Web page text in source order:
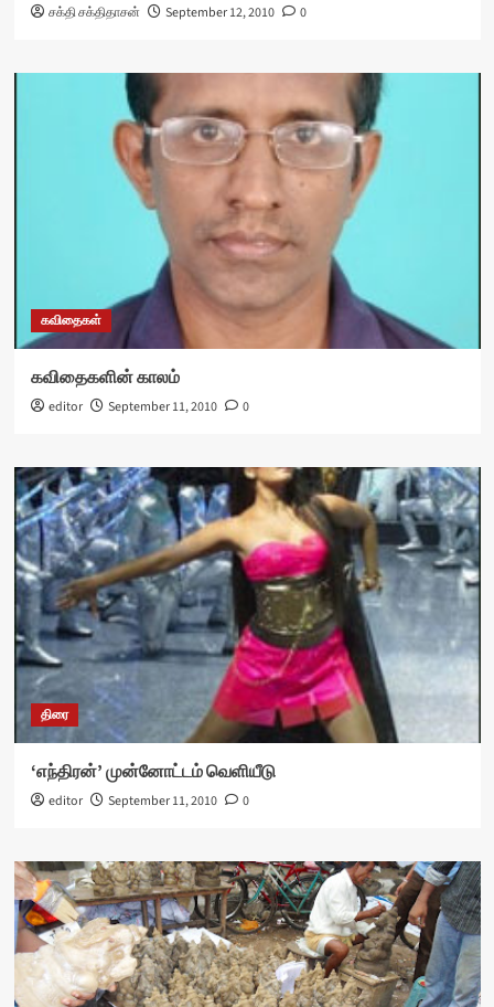
சக்தி சக்திதாசன் September 12, 2010 0
கவிதைகள்
கவிதைகளின் காலம்
editor September 11, 2010 0
திரை
‘எந்திரன்’ முன்னோட்டம் வெளியீடு
editor September 11, 2010 0